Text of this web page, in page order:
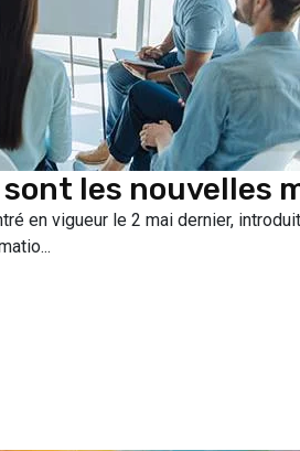
sont les nouvelles
en vigueur le 2 mai dernier,